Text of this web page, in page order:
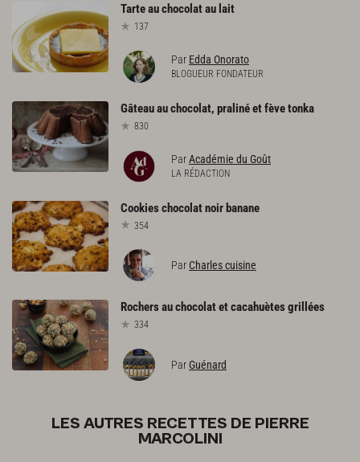
Tarteauchocolatau lait
137
Par Edda Onorato
BLOGUEUR FONDATEUR
Gâteauauchocolat, pralinéetfèvetonka
830
ParAcadémie du Goût
LA RÉDACTION
Cookieschocolatnoir banane
354
Par Charles cuisine
Rochersauchocolatetcacahuètesgrillées
334
ParGuénard
LES AUTRES RECETTES DE PIERRE
MARCOLINI